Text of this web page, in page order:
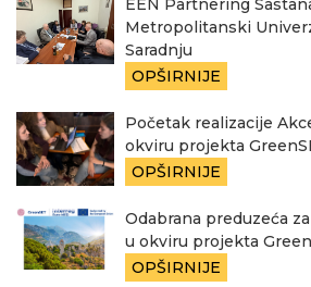
EEN Partnering
Metropolitanski
Saradnju
OPŠIRNIJE
Početak realizacije
okviru projekta
OPŠIRNIJE
Odabrana preduzeća
u okviru projekta
OPŠIRNIJE